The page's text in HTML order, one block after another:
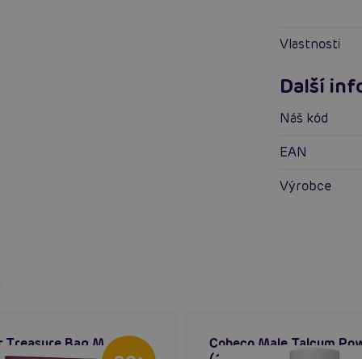
Vlastnosti
Další
Náš kód
EAN
Výrobce
Bag M
Cobeco Male Talcum